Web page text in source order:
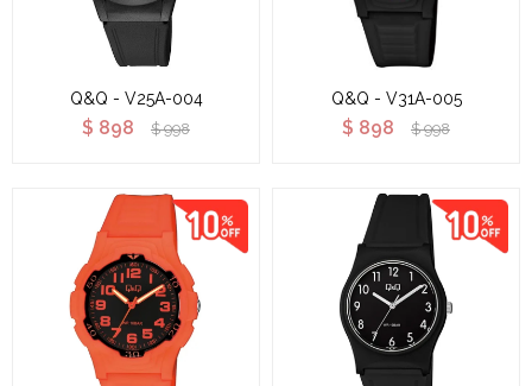
Q&Q - V25A-004
$ 898 $ 998
Q&Q - V31A-005
$ 898 $ 998